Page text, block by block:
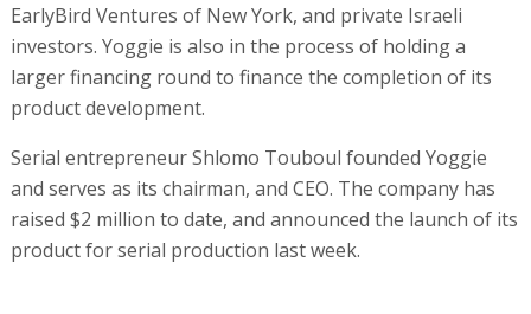
EarlyBird Ventures of New York, and private Israeli
investors. Yoggie is also in the process of holding a
larger financing round to finance the completion of its
product development.
Serial entrepreneur Shlomo Touboul founded Yoggie
and serves as its chairman, and CEO. The company has
raised $2 million to date, and announced the launch of its
product for serial production last week.